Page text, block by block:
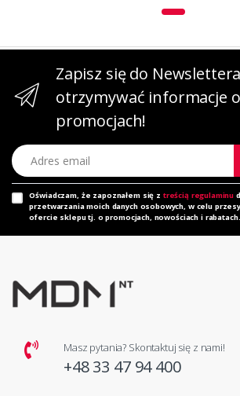
Zapisz się do
otrzymywać informacje
promocjach!
Adres email
Oświadczam, że zapoznałem się z treścią regulaminu
przetwarzania moich danych osobowych, w celu
ofercie sklepu tj. o promocjach, nowościach i rabatach.
Masz pytania? Skontaktuj się z nami!
+48 33 47 94 400